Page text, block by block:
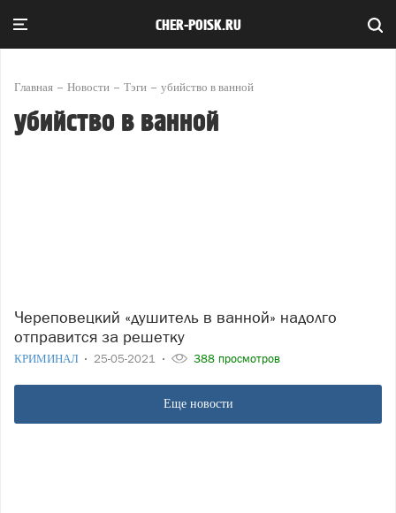
CHER-POISK.RU
Главная Новости Тэги убийство в ванной
убийство в ванной
Череповецкий «душитель в ванной» надолго
отправится за решетку
КРИМИНАЛ 25-05-2021 388 просмотров
Еще новости